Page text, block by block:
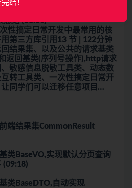
总结 (06:01)
性搞定日常开发中最常用的核
第三方库引用13 节 | 122分钟
结果集、以及公共的请求基类
返回基类(序列号操作),http请求
敏感信息脱敏工具类、动态数
转工具类、一次性搞定日常开
同学们可以迁移任意项目…
端结果集CommonResult
类BaseVO,实现默认分页查询
(09:18)
类BaseDTO,自动实现
结！